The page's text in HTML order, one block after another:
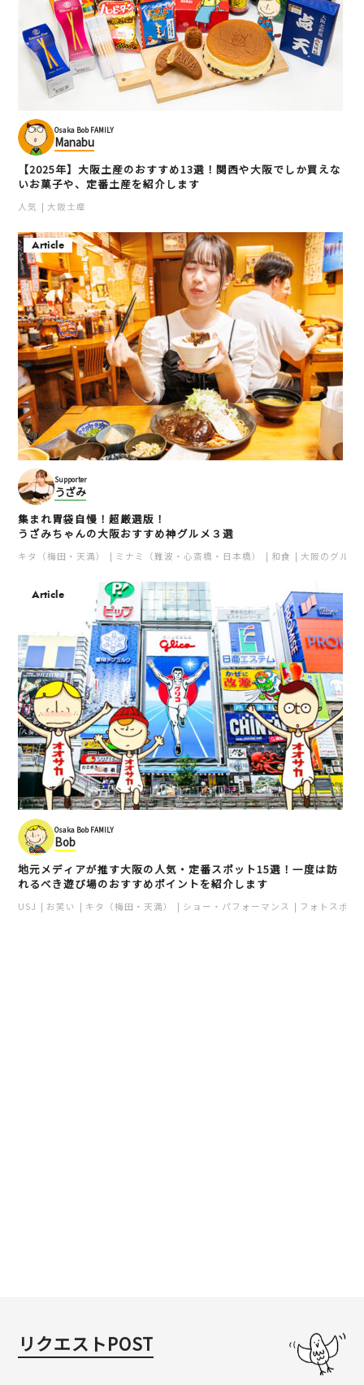
Osaka Bob FAMILY
Manabu
【2025年】大阪土産のおすすめ13選！関西や大阪でしか買えな
いお菓子や、定番土産を紹介します
人気 大阪土産
Article
Supporter
うざみ
集まれ胃袋自慢！超厳選版！
うざみちゃんの大阪おすすめ神グルメ３選
キタ（梅田・天満） ミナミ（難波・心斎橋・日本橋） 和食 大阪のグルメ
Article
Osaka Bob FAMILY
Bob
地元メディアが推す大阪の人気・定番スポット15選！一度は訪
れるべき遊び場のおすすめポイントを紹介します
USJ お笑い キタ（梅田・天満） ショー・パフォーマンス フォトスポッ
リクエストPOST